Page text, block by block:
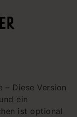
– Diese Version
ein
ist optional